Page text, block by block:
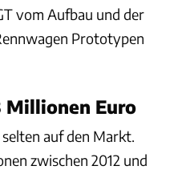
vom Aufbau und der
Prototypen
Millionen Euro
auf den Markt.
zwischen 2012 und